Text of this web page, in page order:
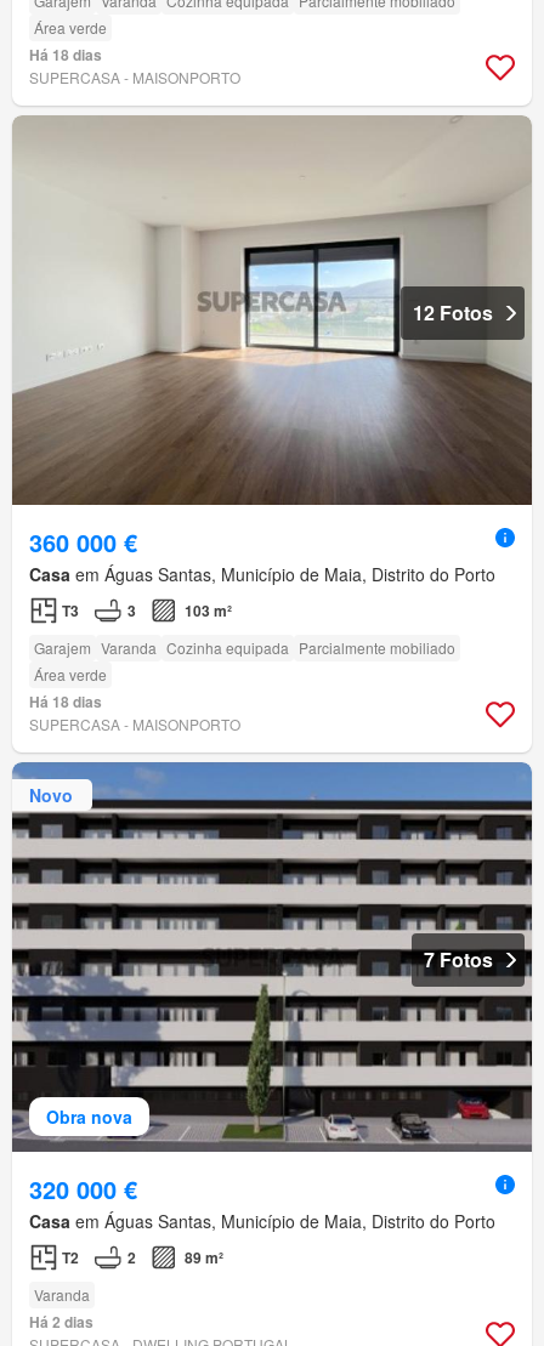
Área verde
Há 18 dias
SUPERCASA - MAISONPORTO
12 Fotos
360 000 €
Casa em Águas Santas, Município de Maia, Distrito do Porto
T3 3 103 m²
Garajem Varanda Cozinha equipada Parcialmente mobiliado
Área verde
Há 18 dias
SUPERCASA - MAISONPORTO
Obra nova
Novo
7 Fotos
320 000 €
Casa em Águas Santas, Município de Maia, Distrito do Porto
T2 2 89 m²
Varanda
Há 2 dias